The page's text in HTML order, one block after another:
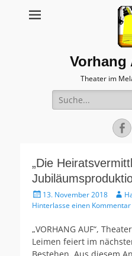
Vorhang
Theater im
Suche
nach:
„Die
Veröffentlicht
am
13. November 2018 Autor
Hinterlasse einen Kommentar
„VORHANG AUF“,
Leimen feiert im